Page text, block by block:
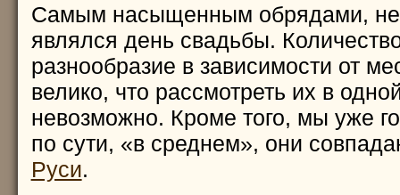
Самым насыщенным обрядами,
являлся день свадьбы.
разнообразие в зависимости от
велико, что рассмотреть их в
невозможно. Кроме того, мы уже
по сути, «в среднем», они
Руси.